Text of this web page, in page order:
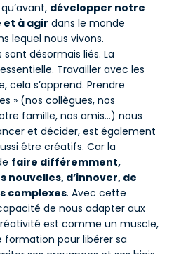
développer notre
à agir dans le monde
lequel nous vivons.
sont désormais liés. La
Travailler avec les
cela s’apprend. Prendre
» (nos collègues, nos
famille, nos amis…) nous
et décider, est également
être créatifs. Car la
faire différemment,
nouvelles, d’innover, de
complexes. Avec cette
de nous adapter aux
est comme un muscle,
formation pour libérer sa